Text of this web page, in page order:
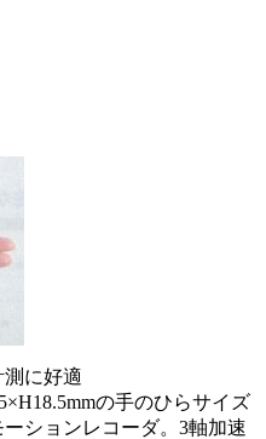
に好適
の手のひらサイズ
ションレコーダ。3軸加速